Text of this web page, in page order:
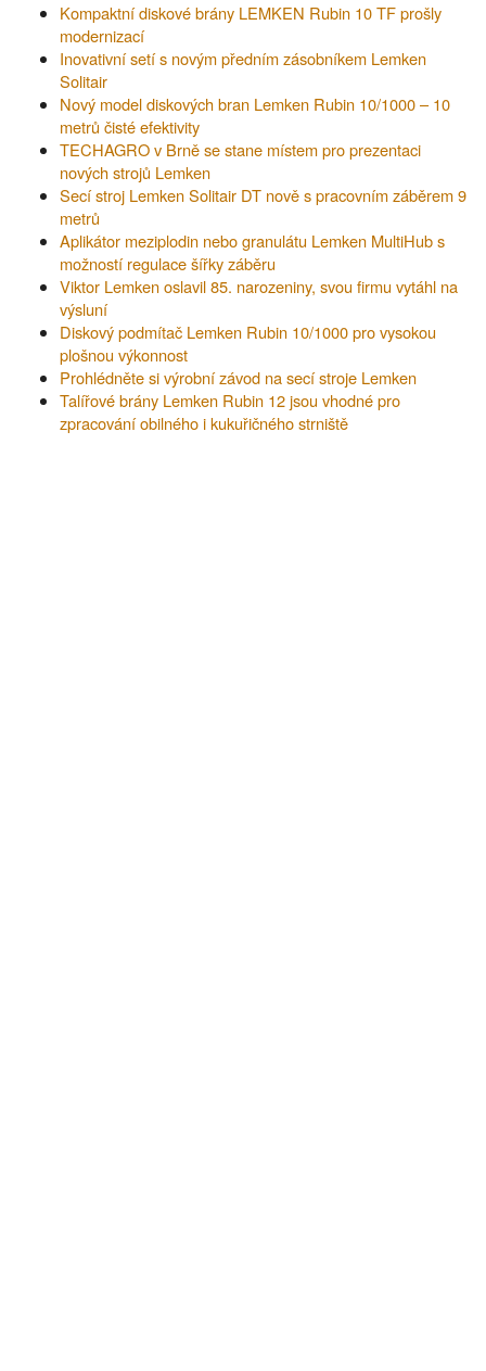
Kompaktní diskové brány LEMKEN Rubin 10 TF prošly
modernizací
Inovativní setí s novým předním zásobníkem Lemken
Solitair
Nový model diskových bran Lemken Rubin 10/1000 – 10
metrů čisté efektivity
TECHAGRO v Brně se stane místem pro prezentaci
nových strojů Lemken
Secí stroj Lemken Solitair DT nově s pracovním záběrem 9
metrů
Aplikátor meziplodin nebo granulátu Lemken MultiHub s
možností regulace šířky záběru
Viktor Lemken oslavil 85. narozeniny, svou firmu vytáhl na
výsluní
Diskový podmítač Lemken Rubin 10/1000 pro vysokou
plošnou výkonnost
Prohlédněte si výrobní závod na secí stroje Lemken
Talířové brány Lemken Rubin 12 jsou vhodné pro
zpracování obilného i kukuřičného strniště